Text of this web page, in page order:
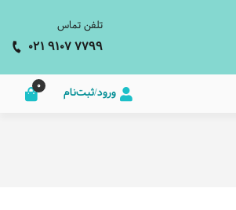
تلفن تماس
021 9107 7799
ورود/ثبت‌نام 0